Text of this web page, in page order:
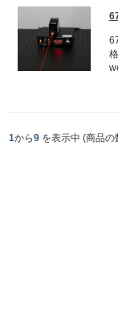
1から9を表示中 (商品の